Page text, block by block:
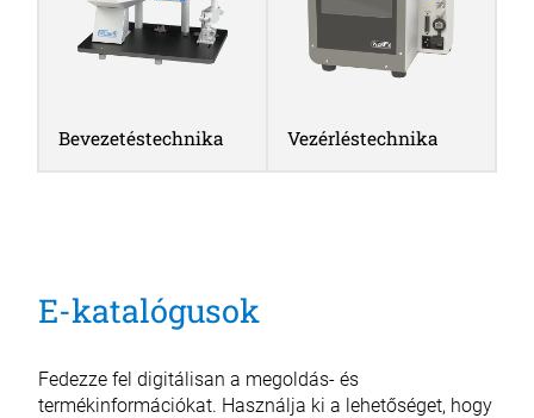
Bevezetéstechnika Vezérléstechnika
E-katalógusok
Fedezze fel digitálisan a megoldás- és
termékinformációkat. Használja ki a lehetőséget, hogy